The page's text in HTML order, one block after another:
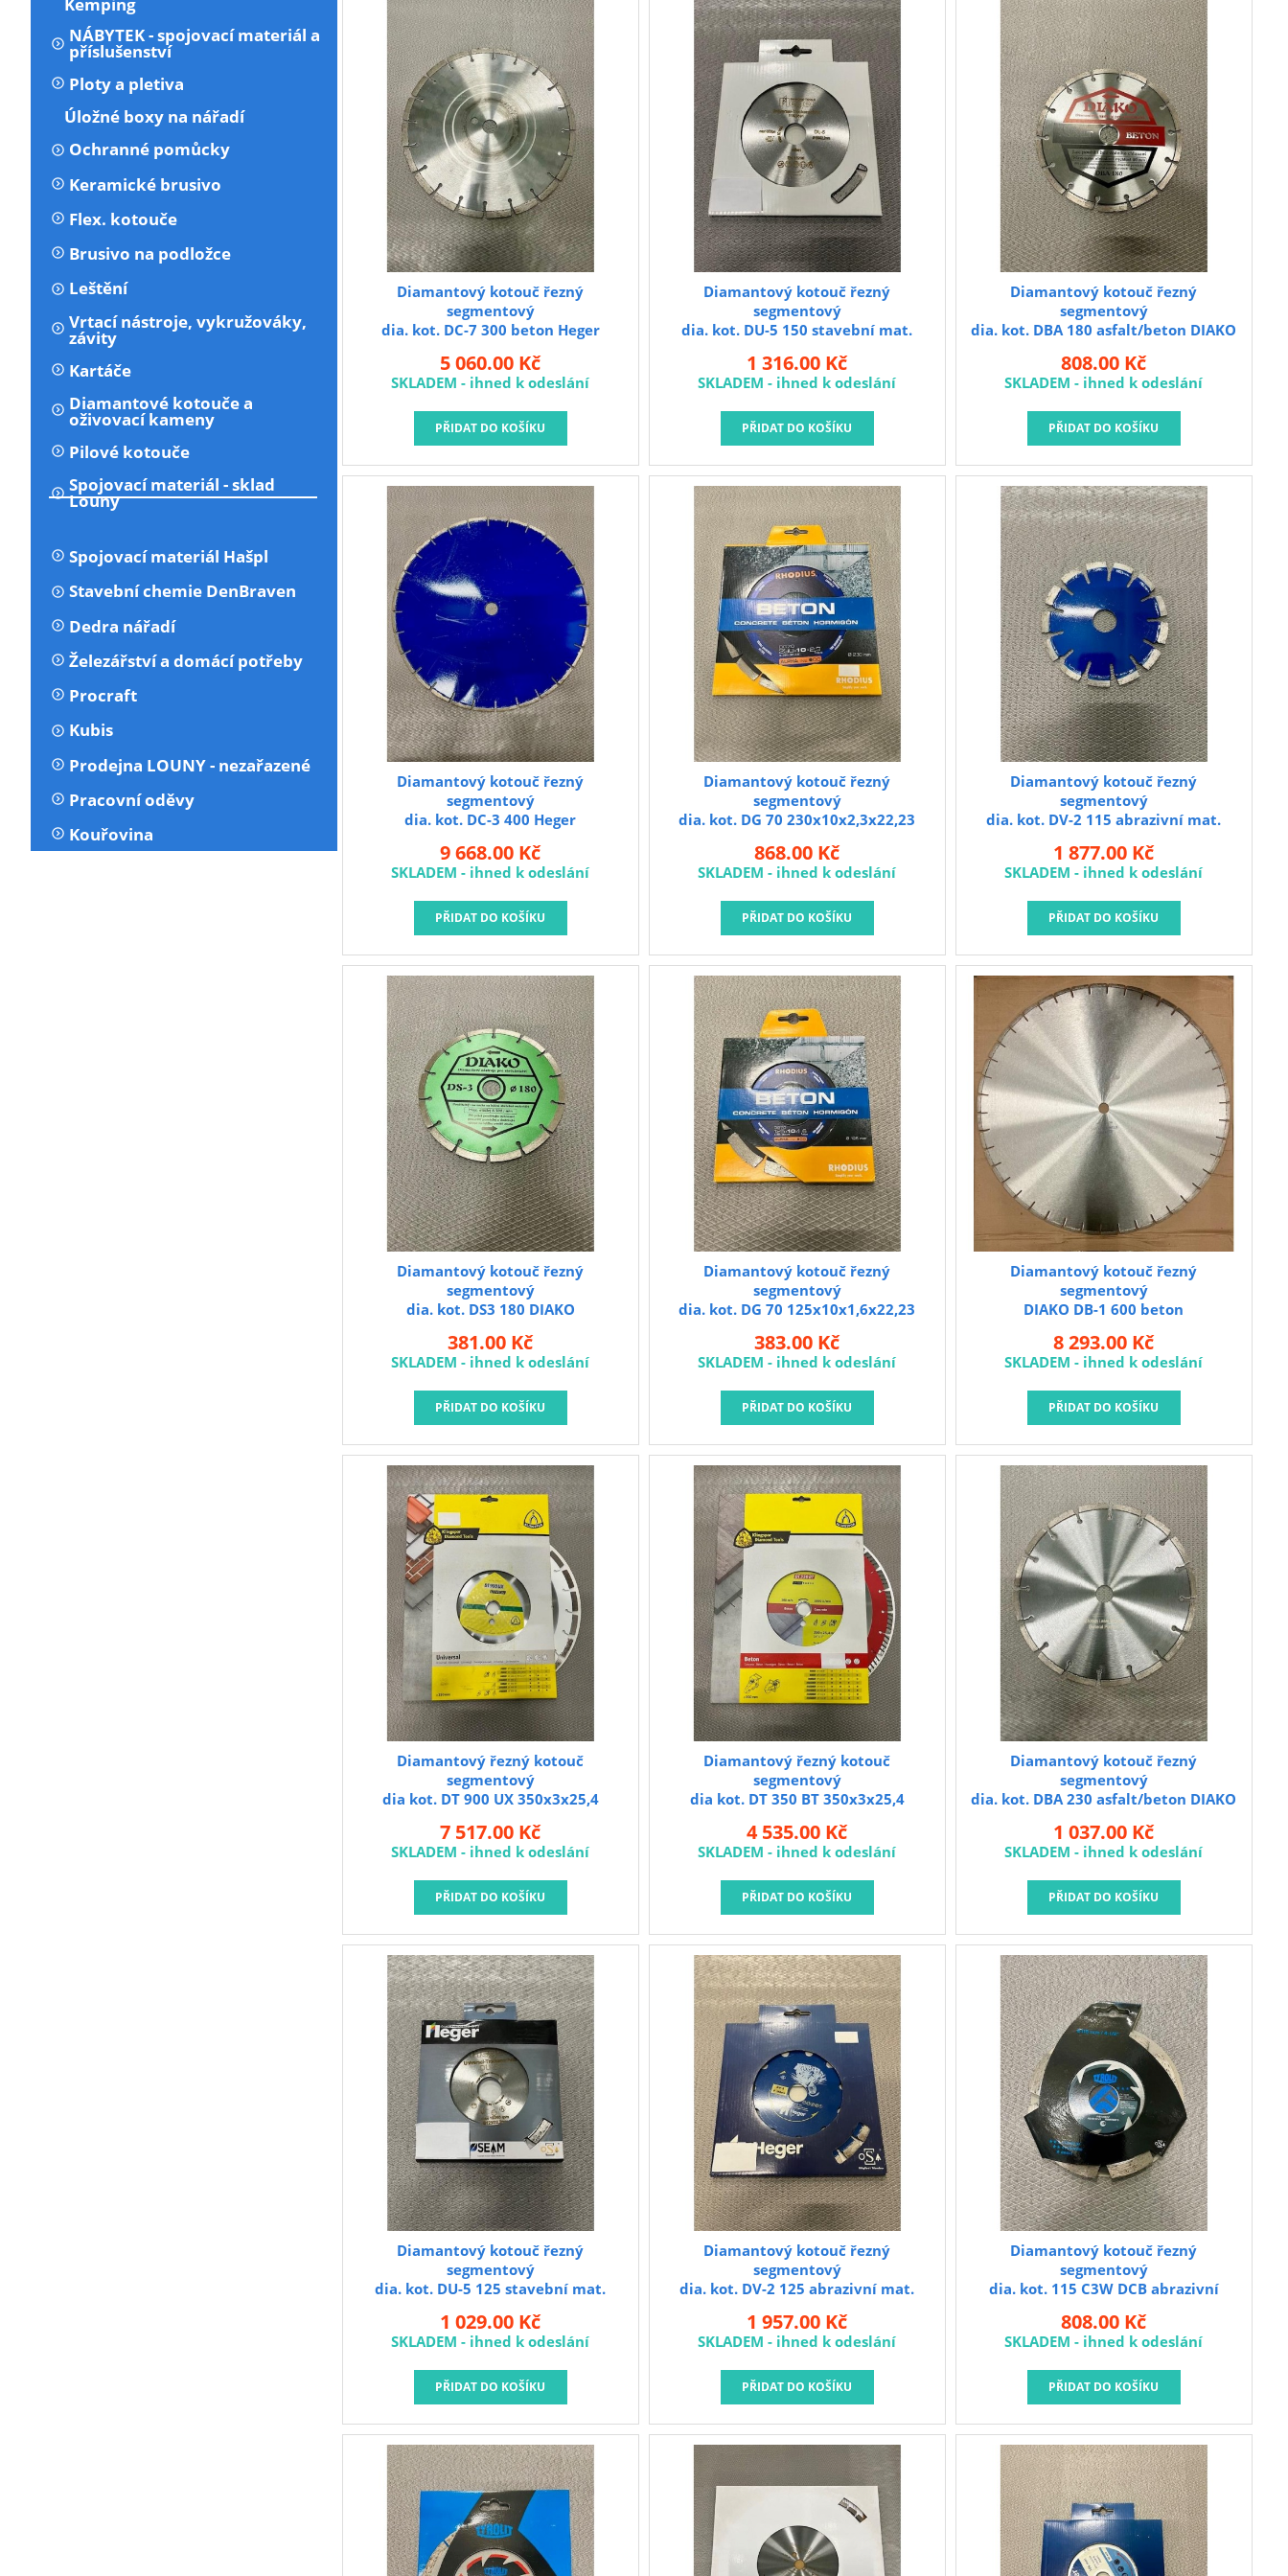
NÁBYTEK - spojovací materiál a
příslušenství
Ploty a pletiva
Úložné boxy na nářadí
Ochranné pomůcky
Keramické brusivo
Flex. kotouče
Brusivo na podložce
Leštění
Vrtací nástroje, vykružováky,
závity
Kartáče
Diamantové kotouče a
oživovací kameny
Pilové kotouče
Spojovací materiál - sklad
Louny
Spojovací materiál Hašpl
Stavební chemie DenBraven
Dedra nářadí
Železářství a domácí potřeby
Procraft
Kubis
Prodejna LOUNY - nezařazené
Pracovní oděvy
Kouřovina
dia. kot. DC-7 300 beton Heger
Diamantový kotouč řezný
segmentový
5 060.00 Kč
SKLADEM - ihned k odeslání
dia. kot. DU-5 150 stavební mat.
Diamantový kotouč řezný
segmentový
1 316.00 Kč
SKLADEM - ihned k odeslání
dia. kot. DBA 180 asfalt/beton DIAKO
Diamantový kotouč řezný
segmentový
808.00 Kč
SKLADEM - ihned k odeslání
dia. kot. DC-3 400 Heger
Diamantový kotouč řezný
segmentový
9 668.00 Kč
SKLADEM - ihned k odeslání
dia. kot. DG 70 230x10x2,3x22,23
Diamantový kotouč řezný
segmentový
868.00 Kč
SKLADEM - ihned k odeslání
dia. kot. DV-2 115 abrazivní mat.
Diamantový kotouč řezný
segmentový
1 877.00 Kč
SKLADEM - ihned k odeslání
dia. kot. DS3 180 DIAKO
Diamantový kotouč řezný
segmentový
381.00 Kč
SKLADEM - ihned k odeslání
dia. kot. DG 70 125x10x1,6x22,23
Diamantový kotouč řezný
segmentový
383.00 Kč
SKLADEM - ihned k odeslání
DIAKO DB-1 600 beton
Diamantový kotouč řezný
segmentový
8 293.00 Kč
SKLADEM - ihned k odeslání
dia kot. DT 900 UX 350x3x25,4
Diamantový řezný kotouč
segmentový
7 517.00 Kč
SKLADEM - ihned k odeslání
dia kot. DT 350 BT 350x3x25,4
Diamantový řezný kotouč
segmentový
4 535.00 Kč
SKLADEM - ihned k odeslání
dia. kot. DBA 230 asfalt/beton DIAKO
Diamantový kotouč řezný
segmentový
1 037.00 Kč
SKLADEM - ihned k odeslání
dia. kot. DU-5 125 stavební mat.
Diamantový kotouč řezný
segmentový
1 029.00 Kč
SKLADEM - ihned k odeslání
dia. kot. DV-2 125 abrazivní mat.
Diamantový kotouč řezný
segmentový
1 957.00 Kč
SKLADEM - ihned k odeslání
dia. kot. 115 C3W DCB abrazivní
Diamantový kotouč řezný
segmentový
808.00 Kč
SKLADEM - ihned k odeslání